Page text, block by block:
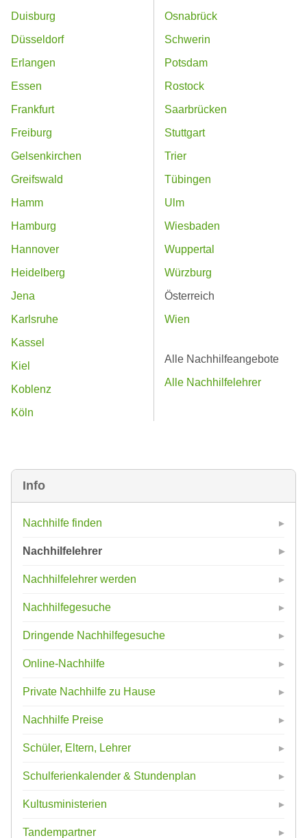
Info
Nachhilfe finden
Nachhilfelehrer
Nachhilfelehrer werden
Nachhilfegesuche
Dringende Nachhilfegesuche
Online-Nachhilfe
Private Nachhilfe zu Hause
Nachhilfe Preise
Schüler, Eltern, Lehrer
Schulferienkalender & Stundenplan
Kultusministerien
Tandempartner
Duisburg
Düsseldorf
Erlangen
Essen
Frankfurt
Freiburg
Gelsenkirchen
Greifswald
Hamm
Hamburg
Hannover
Heidelberg
Jena
Karlsruhe
Kassel
Kiel
Koblenz
Köln
Osnabrück
Schwerin
Potsdam
Rostock
Saarbrücken
Stuttgart
Trier
Tübingen
Ulm
Wiesbaden
Wuppertal
Würzburg
Österreich
Wien
Alle Nachhilfeangebote
Alle Nachhilfelehrer